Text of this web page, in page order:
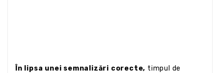
În lipsa unei semnalizări corecte, timpul de